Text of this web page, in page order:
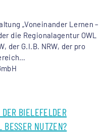
„Voneinander Lernen –
die RegionalagenturOWL
der G.I.B. NRW, der pro
BIELEFELDER
BESSER NUTZEN?